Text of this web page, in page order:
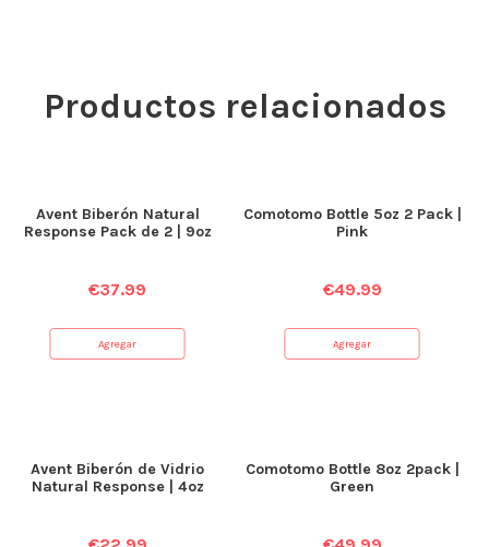
Productos relacionados
Avent Biberón Natural
Response Pack de 2 | 9oz
€37.99
Agregar
Comotomo Bottle 5oz 2 Pack |
Pink
€49.99
Agregar
Avent Biberón de Vidrio
Natural Response | 4oz
Comotomo Bottle 8oz 2pack |
Green